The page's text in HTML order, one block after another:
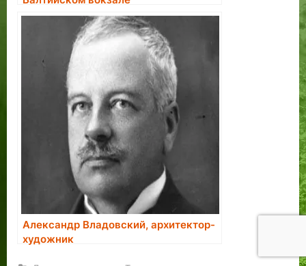
Александр Владовский, архитектор-
художник